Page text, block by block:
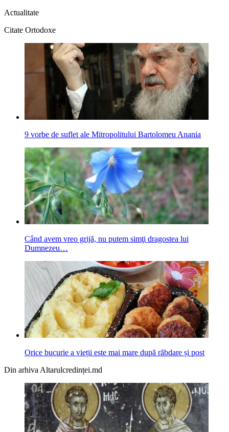
Actualitate
Citate Ortodoxe
9 vorbe de suflet ale Mitropolitului Bartolomeu Anania
Când avem vreo grijă, nu putem simţi dragostea lui
Dumnezeu…
Orice bucurie a vieții este mai mare după răbdare și post
Din arhiva Altarulcredinței.md